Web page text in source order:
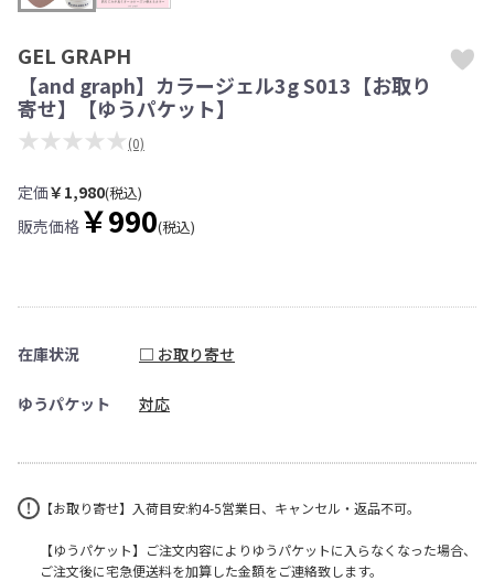
GEL GRAPH
【and graph】カラージェル3g S013【お取り
寄せ】【ゆうパケット】
★★★★★ (0)
定価￥1,980(税込)
販売価格 ￥990(税込)
在庫状況 □ お取り寄せ
ゆうパケット 対応
【お取り寄せ】入荷目安:約4-5営業日、キャンセル・返品不可。
【ゆうパケット】ご注文内容によりゆうパケットに入らなくなった場合、
ご注文後に宅急便送料を加算した金額をご連絡致します。